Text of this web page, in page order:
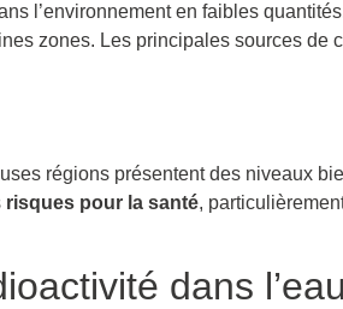
l’environnement en faibles
zones. Les principales sources de
régions présentent des niveaux
risques pour la santé,
dans l’eau